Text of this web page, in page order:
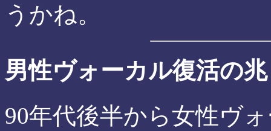
うかね。
男性ヴォーカル復活の
90年代後半から女性ヴ